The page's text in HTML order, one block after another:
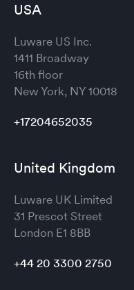
USA
Luware US Inc.
1411 Broadway
16th floor
New York, NY 10018
+17204652035
United Kingdom
Luware UK Limited
31 Prescot Street
London E1 8BB
+44 20 3300 2750